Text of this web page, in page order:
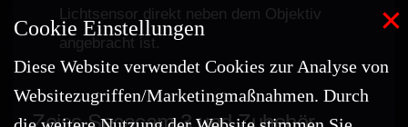
×
Cookie Einstellungen
Diese Website verwendet Cookies zur Analyse von
Websitezugriffen/Marketingmaßnahmen. Durch
Lichtsensor direkt neben dem Objektiv
angebracht ist.
Zeiss Secacam 3 und Zubehör